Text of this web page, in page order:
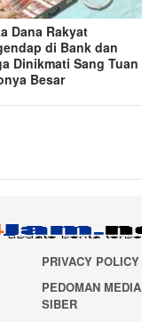
Dana Rakyat
di Bank dan
Dinikmati Sang Tuan
Besar
PRIVACY POLICY
PEDOMAN MEDIA
SIBER